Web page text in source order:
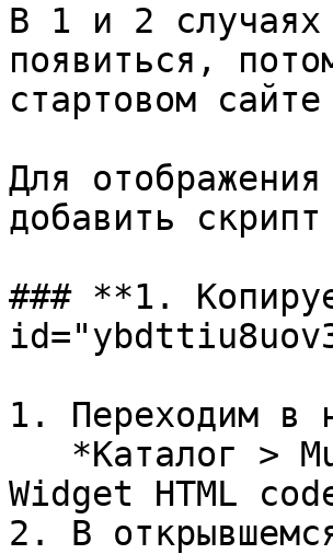
В 1 и 2 случаях
появиться,
стартовом
Для
добавить
### **1.
1. Переходим в
Widget HTML
2. В